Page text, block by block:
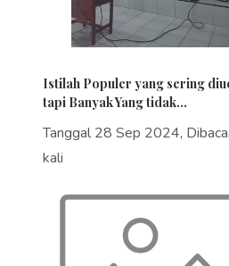
Istilah Populer yang sering
tapi Banyak Yang tidak...
Tanggal 28 Sep 2024,
kali